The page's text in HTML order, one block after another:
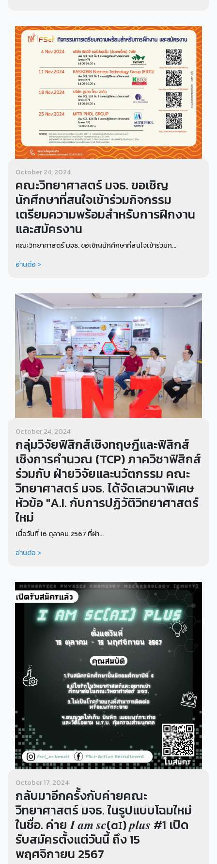
October 24, 2024
คณะวิทยาศาสตร์ มจธ. ขอเชิญ
นักศึกษาที่สนใจเข้าร่วมกิจกรรม
เตรียมความพร้อมสำหรับการฝึกงาน
และสมัครงาน
คณะวิทยาศาสตร์ มจธ. ขอเชิญนักศึกษาที่สนใจเข้าร่วมก...
อ่านต่อ >
October 24, 2024
กลุ่มวิจัยฟิสิกส์เชิงทฤษฎีและฟิสิกส์
เชิงการคำนวณ (TCP) ภาควิชาฟิสิกส์
ร่วมกับ ฝ่ายวิจัยและนวัตกรรม คณะ
วิทยาศาสตร์ มจธ. ได้จัดเสวนาพิเศษ
หัวข้อ "A.I. กับการปฏิวัติวิทยาศาสตร์
ใหม่
เมื่อวันที่ 16 ตุลาคม 2567 ที่ผ่า...
อ่านต่อ >
October 17, 2024
กลับมาอีกครั้งกับค่ายคณะ
วิทยาศาสตร์ มจธ. ในรูปแบบโฉมใหม่
ในชื่อ. ค่าย 𝑰 𝒂𝒎 𝒔𝒄(ɑɪ) 𝒑𝒍𝒖𝒔 #1 เปิด
รับสมัครตั้งแต่วันนี้ ถึง 15
พฤศจิกายน 2567